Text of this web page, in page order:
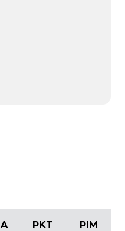
A PKT PIM